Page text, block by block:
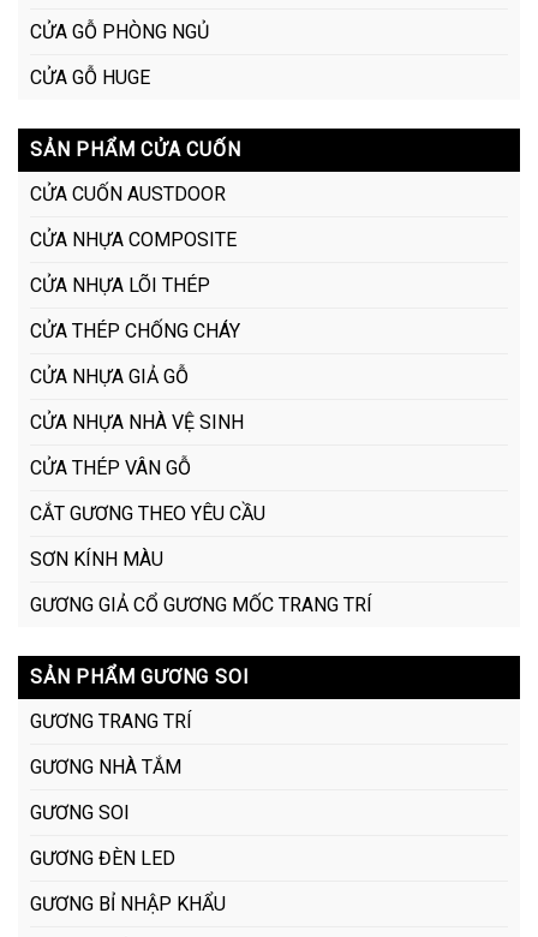
CỬA GỖ PHÒNG NGỦ
CỬA GỖ HUGE
SẢN PHẨM CỬA CUỐN
CỬA CUỐN AUSTDOOR
CỬA NHỰA COMPOSITE
CỬA NHỰA LÕI THÉP
CỬA THÉP CHỐNG CHÁY
CỬA NHỰA GIẢ GỖ
CỬA NHỰA NHÀ VỆ SINH
CỬA THÉP VÂN GỖ
CẮT GƯƠNG THEO YÊU CẦU
SƠN KÍNH MÀU
GƯƠNG GIẢ CỔ GƯƠNG MỐC TRANG TRÍ
SẢN PHẨM GƯƠNG SOI
GƯƠNG TRANG TRÍ
GƯƠNG NHÀ TẮM
GƯƠNG SOI
GƯƠNG ĐÈN LED
GƯƠNG BỈ NHẬP KHẨU